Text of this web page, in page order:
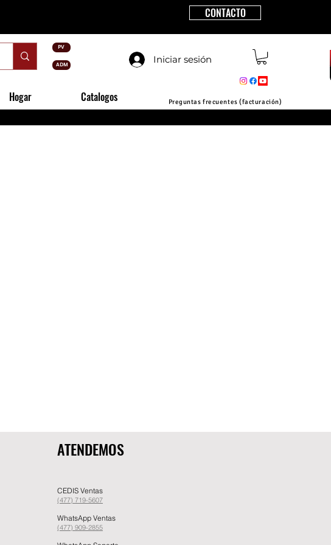
PV
ADM
CONTACTO
Iniciar sesión
Hogar Catalogos Preguntas frecuentes (facturación)
ATENDEMOS
CEDIS Ventas
(477) 719-5607
WhatsApp Ventas
(477) 909-2855